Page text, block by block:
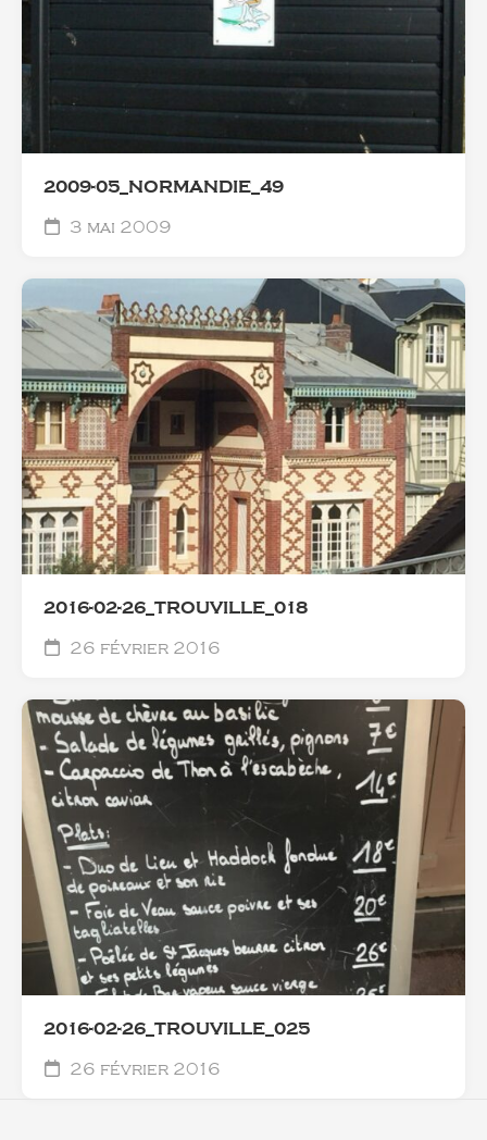
2009-05_NORMANDIE_49
3 mai 2009
2016-02-26_TROUVILLE_018
26 février 2016
2016-02-26_TROUVILLE_025
26 février 2016